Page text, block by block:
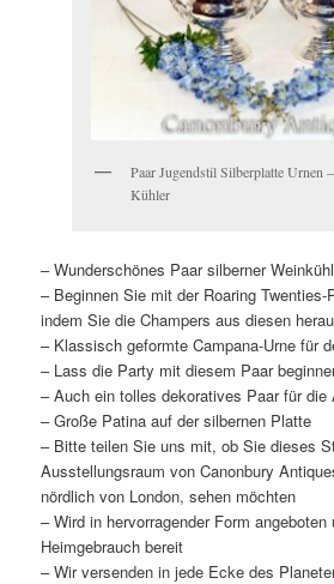
Paar Jugendstil Silberplatte Urnen
Kühler
– Wunderschönes Paar silberner
– Beginnen Sie mit der Roaring Twenties-
indem Sie die Champers aus diesen
– Klassisch geformte Campana-Urne für
– Lass die Party mit diesem Paar
– Auch ein tolles dekoratives Paar für die
– Große Patina auf der silbernen Platte
– Bitte teilen Sie uns mit, ob Sie dieses
Ausstellungsraum von Canonbury
nördlich von London, sehen möchten
– Wird in hervorragender Form
Heimgebrauch bereit
– Wir versenden in jede Ecke des